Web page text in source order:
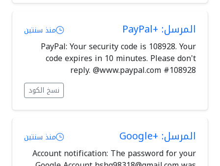
المرسل: +PayPal منذ سنتين
PayPal: Your security code is 108928. Your
code expires in 10 minutes. Please don't
reply. @www.paypal.com #108928
نسخ الكود
المرسل: +Google منذ سنتين
Account notification: The password for your